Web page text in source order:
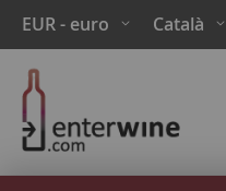
Skip
to
Content
Moneda
EUR - euro Language
Català